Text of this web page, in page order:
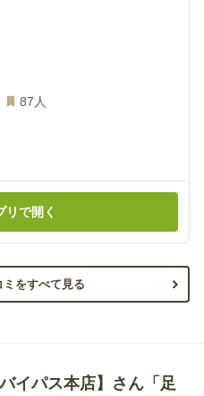
87 人
リで開く
をすべて見る
イパス本店】さん「足